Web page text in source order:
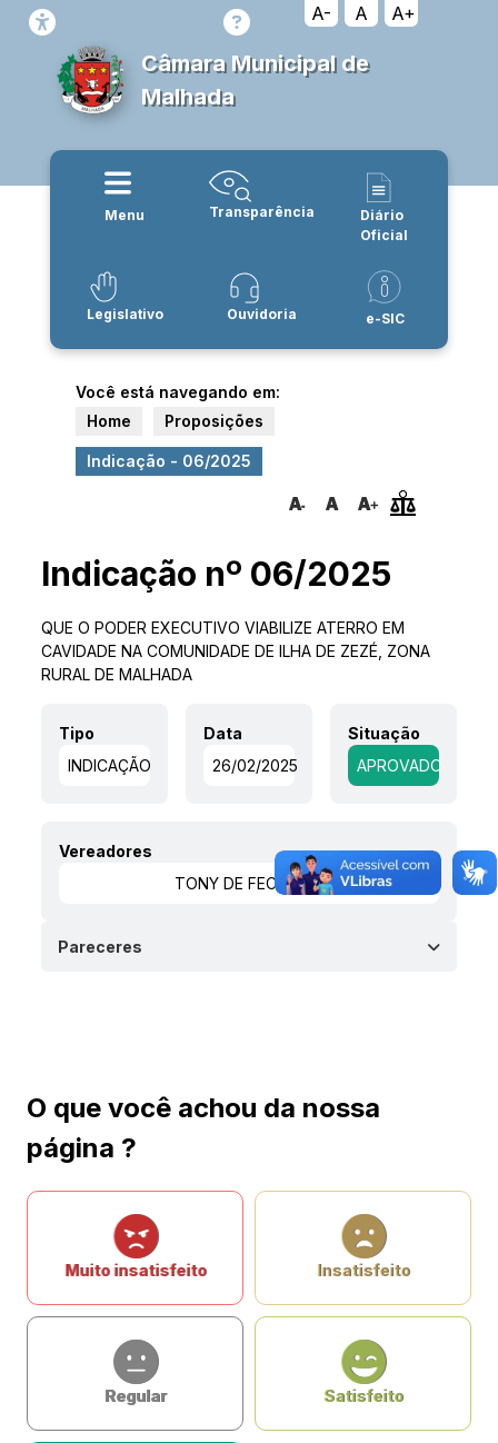
A- A A+
Câmara Municipal de
Malhada
Menu Transparência
Diário
Oficial
Legislativo Ouvidoria e-SIC
Você está navegando em:
Home
Proposições
Indicação - 06/2025
Indicação nº 06/2025
QUE O PODER EXECUTIVO VIABILIZE ATERRO EM
CAVIDADE NA COMUNIDADE DE ILHA DE ZEZÉ, ZONA
RURAL DE MALHADA
Tipo
INDICAÇÃO
Data
26/02/2025
Situação
APROVADO
Vereadores
TONY DE FECUNDO
Pareceres
O que você achou da nossa
página ?
Muito insatisfeito Insatisfeito
Regular Satisfeito